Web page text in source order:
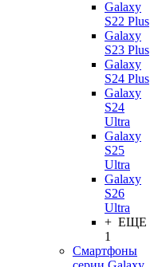
Galaxy
S22 Plus
Galaxy
S23 Plus
Galaxy
S24 Plus
Galaxy
S24
Ultra
Galaxy
S25
Ultra
Galaxy
S26
Ultra
+ ЕЩЕ
1
Смартфоны